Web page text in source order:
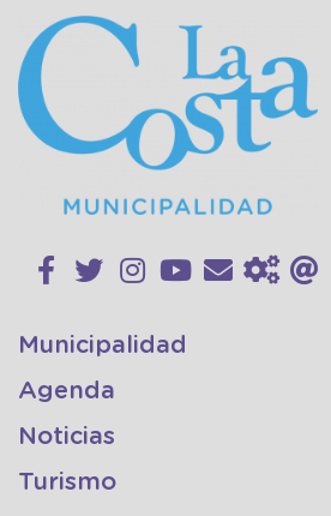
Municipalidad
Agenda
Noticias
Turismo